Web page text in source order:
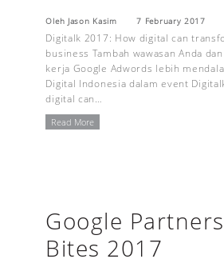
Oleh Jason Kasim 7 February 2017
Digitalk 2017: How digital can
business Tambah wawasan Anda
kerja Google Adwords lebih
Digital Indonesia dalam event
digital can…
Read More
Google
Bites 2017